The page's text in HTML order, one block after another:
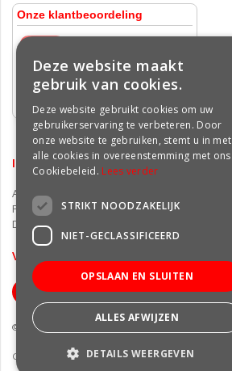
INFORMATIE
Algemene voorwaarden
Privacy statement
Disclaimer
VOLG ONS OP FACEBOOK
© Groencentrum Freek van der Wal
Green Solutions |Tuincentrum Overzicht
Deze website maakt
gebruik van cookies.
Deze website gebruikt cookies om uw
gebruikerservaring te verbeteren. Door
onze website te gebruiken, stemt u in met
alle cookies in overeenstemming met ons
Cookiebeleid. Lees verder
STRIKT NOODZAKELIJK
NIET-GECLASSIFICEERD
OPSLAAN EN SLUITEN
ALLES AFWIJZEN
DETAILS WEERGEVEN